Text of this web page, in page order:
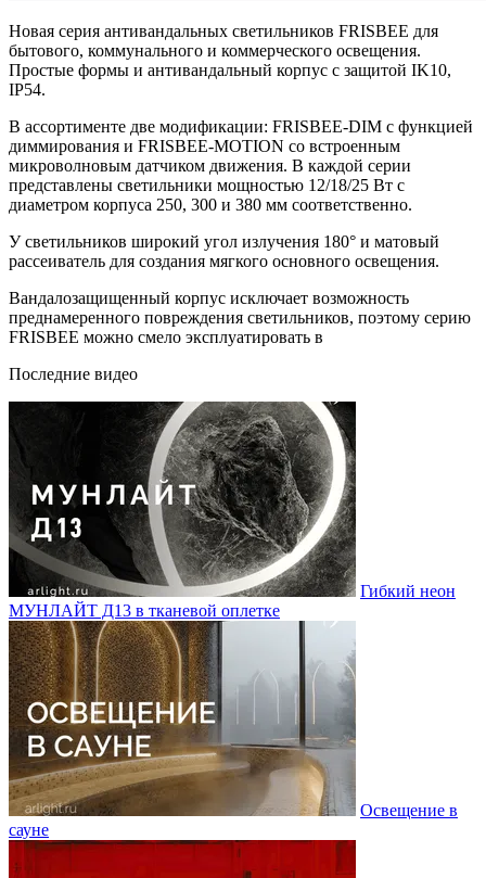
Новая серия антивандальных светильников FRISBEE для
бытового, коммунального и коммерческого освещения.
Простые формы и антивандальный корпус с защитой IK10,
IP54.
В ассортименте две модификации: FRISBEE-DIM с функцией
диммирования и FRISBEE-MOTION со встроенным
микроволновым датчиком движения. В каждой серии
представлены светильники мощностью 12/18/25 Вт с
диаметром корпуса 250, 300 и 380 мм соответственно.
У светильников широкий угол излучения 180° и матовый
рассеиватель для создания мягкого основного освещения.
Вандалозащищенный корпус исключает возможность
преднамеренного повреждения светильников, поэтому серию
FRISBEE можно смело эксплуатировать в
Последние видео
Гибкий неон
МУНЛАЙТ Д13 в тканевой оплетке
Освещение в
сауне